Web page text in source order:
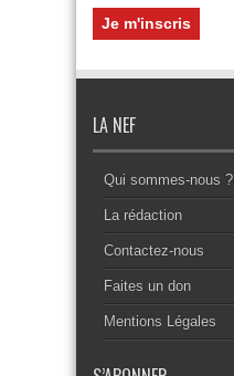
LA NEF
Qui sommes-nous ?
La rédaction
Contactez-nous
Faites un don
Mentions Légales